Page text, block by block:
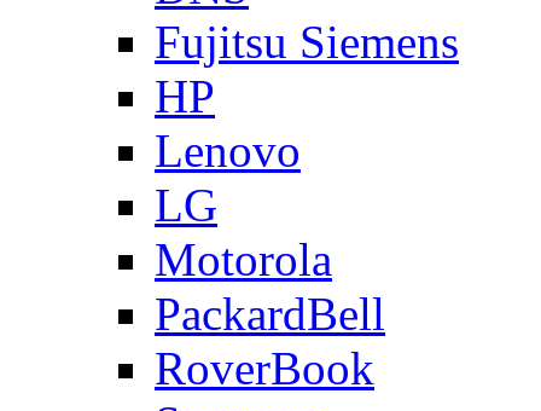
Fujitsu Siemens
HP
Lenovo
LG
Motorola
PackardBell
RoverBook